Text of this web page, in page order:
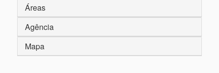
Áreas
Agência
Mapa